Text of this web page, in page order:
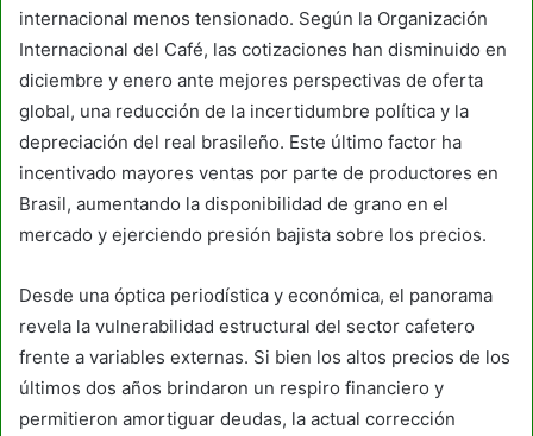
internacional menos tensionado. Según la Organización
Internacional del Café, las cotizaciones han disminuido en
diciembre y enero ante mejores perspectivas de oferta
global, una reducción de la incertidumbre política y la
depreciación del real brasileño. Este último factor ha
incentivado mayores ventas por parte de productores en
Brasil, aumentando la disponibilidad de grano en el
mercado y ejerciendo presión bajista sobre los precios.
Desde una óptica periodística y económica, el panorama
revela la vulnerabilidad estructural del sector cafetero
frente a variables externas. Si bien los altos precios de los
últimos dos años brindaron un respiro financiero y
permitieron amortiguar deudas, la actual corrección